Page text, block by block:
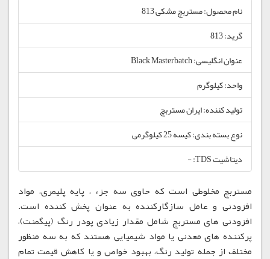
نام محصول: مستربچ مشکی 813
گرید: 813
عنوان انگلیسی: Black Masterbatch
واحد: کیلوگرم
تولید کننده: ایران مستربچ
نوع بسته بندی: کیسه 25 کیلوگرمی
دیتاشیت TDS: -
مستربچ مخلوطی است که حاوی سه جزء ، پایه پلیمری، مواد
افزودنی و عامل سازگارکننده به عنوان پخش کننده است.
افزودنی های مستربچ شامل مقدار زیادی پودر رنگ (پیگمنت)،
پرکننده های معدنی یا مواد شیمیایی هستند که به سه منظور
مختلف از جمله تولید رنگ، بهبود خواص و یا کاهش قیمت تمام